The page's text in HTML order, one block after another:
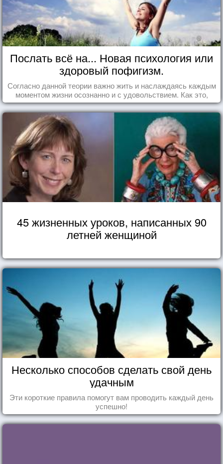
Послать всё на... Новая психология или
здоровый пофигизм.
Согласно данной теории важно жить и наслаждаясь каждым
моментом жизни осознанно и с удовольствием. Как это,
попробуем разобраться на реальных примерах.
45 жизненных уроков, написанных 90
летней женщиной
Несколько способов сделать свой день
удачным
Эти короткие правила помогут вам проводить каждый день
успешно!